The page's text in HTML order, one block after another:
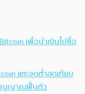
เพื่อนำเงินไปซื้อ
แตะจุดต่ำสุดเทียบ
สัญญาณฟื้นตัว